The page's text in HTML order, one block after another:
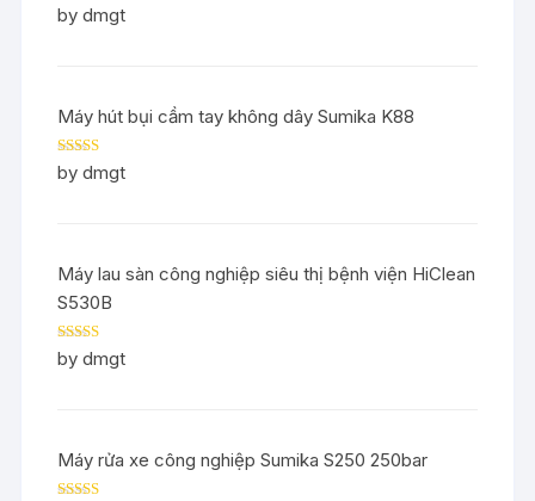
Rated5out
of 5
by dmgt
Máy hút bụi cầm tay không dây Sumika K88
Rated5out
of 5
by dmgt
Máy lau sàn công nghiệp siêu thị bệnh viện HiClean
S530B
Rated5out
of 5
by dmgt
Máy rửa xe công nghiệp Sumika S250 250bar